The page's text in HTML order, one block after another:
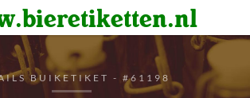
BUIKETIKET - #61198